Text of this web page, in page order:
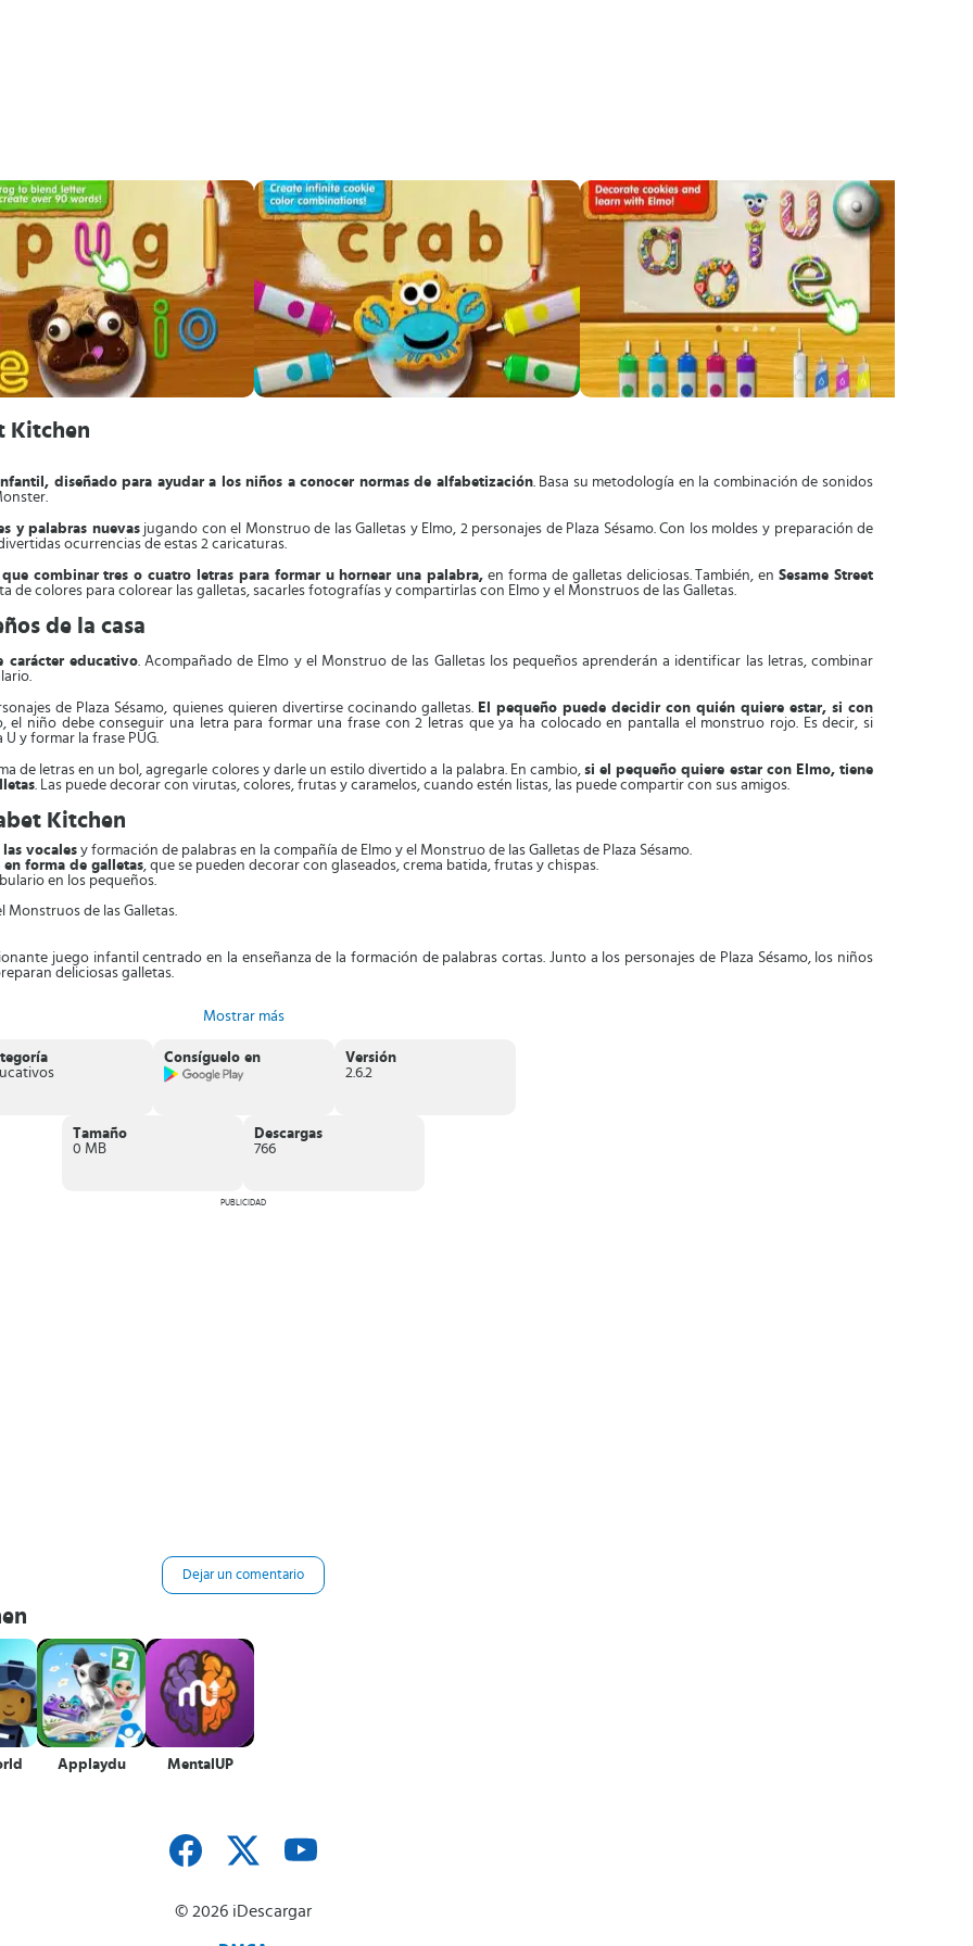
Kitchen
diseñado para ayudar a los niños a conocer normas de alfabetización. Basa su metodología en la combinación de sonidos
y palabras nuevasjugando con el Monstruo de las Galletas y Elmo, 2 personajes de Plaza Sésamo. Con los moldes y preparación de
ocurrencias de estas 2 caricaturas.
combinar tres o cuatro letras para formar u hornear una palabra, en forma de galletas deliciosas. También, enSesame Street
de colores para colorear las galletas, sacarles fotografías y compartirlas con Elmo y el Monstruos de las Galletas.
de la casa
carácter educativo. Acompañado de Elmo y el Monstruo de las Galletas los pequeños aprenderán a identificar las letras, combinar
de Plaza Sésamo, quienes quieren divertirse cocinando galletas. El pequeño puede decidir con quién quiere estar, si con
el niño debe conseguir una letra para formar una frase con 2 letras que ya ha colocado en pantalla el monstruo rojo. Es decir, si
y formar la frase PUG.
de letras en un bol, agregarle colores y darle un estilo divertido a la palabra. En cambio,si el pequeño quiere estar con Elmo, tiene
. Las puede decorar con virutas, colores, frutas y caramelos, cuando estén listas, las puede compartir con sus amigos.
Kitchen
vocales y formación de palabras en la compañía de Elmo y el Monstruo de las Galletas de Plaza Sésamo.
en forma de galletas, que se pueden decorar con glaseados, crema batida, frutas y chispas.
en los pequeños.
Monstruos de las Galletas.
juego infantil centrado en la enseñanza de la formación de palabras cortas. Junto a los personajes de Plaza Sésamo, los niños
deliciosas galletas.
Mostrar más
Consíguelo en
Versión
2.6.2
Tamaño
0 MB
Descargas
766
PUBLICIDAD
Dejar un comentario
Applaydu MentalUP
© 2026 iDescargar